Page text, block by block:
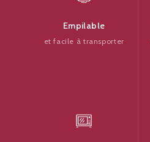
Empilable
et facile à transporter